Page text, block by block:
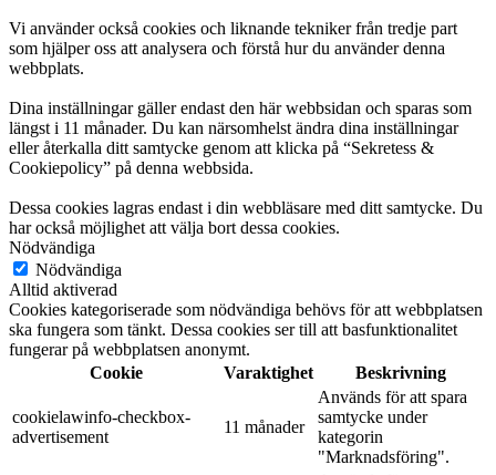
Vi använder också cookies och liknande tekniker från tredje part
som hjälper oss att analysera och förstå hur du använder denna
webbplats.
Dina inställningar gäller endast den här webbsidan och sparas som
längst i 11 månader. Du kan närsomhelst ändra dina inställningar
eller återkalla ditt samtycke genom att klicka på “Sekretess &
Cookiepolicy” på denna webbsida.
Dessa cookies lagras endast i din webbläsare med ditt samtycke. Du
har också möjlighet att välja bort dessa cookies.
Nödvändiga
Nödvändiga
Alltid aktiverad
Cookies kategoriserade som nödvändiga behövs för att webbplatsen
ska fungera som tänkt. Dessa cookies ser till att basfunktionalitet
fungerar på webbplatsen anonymt.
Cookie
Varaktighet Beskrivning
cookielawinfo-checkbox-
advertisement
11 månader
Används för att spara
samtycke under
kategorin
"Marknadsföring".